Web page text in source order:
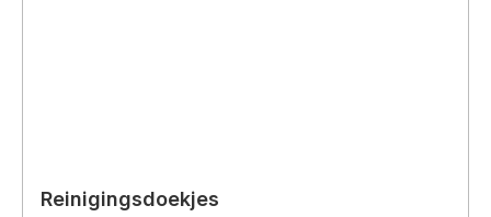
Reinigingsdoekjes